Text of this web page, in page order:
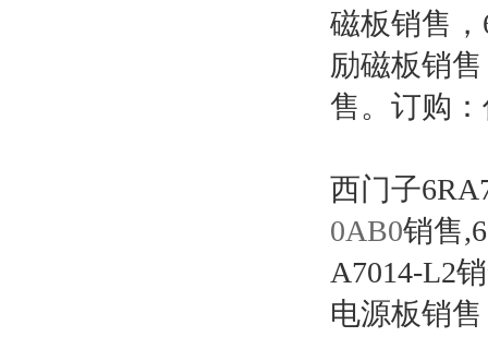
磁板销售，
励磁板销
售。订购
西门子
0AB0销售
A7014-L2
电源板销